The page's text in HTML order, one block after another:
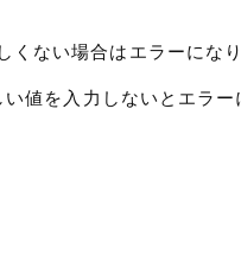
ない場合はエラーになり
値を入力しないとエラー